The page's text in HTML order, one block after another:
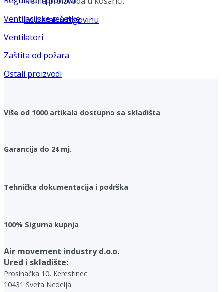
Povratak u trgovinu
Ventilacijske rešetke
Ventilatori
Zaštita od požara
Ostali proizvodi
Više od 1000 artikala dostupno sa skladišta
Garancija do 24 mj.
Tehnička dokumentacija i podrška
100% Sigurna kupnja
Air movement industry d.o.o.
Ured i skladište:
Prosinačka 10, Kerestinec
10431 Sveta Nedelja